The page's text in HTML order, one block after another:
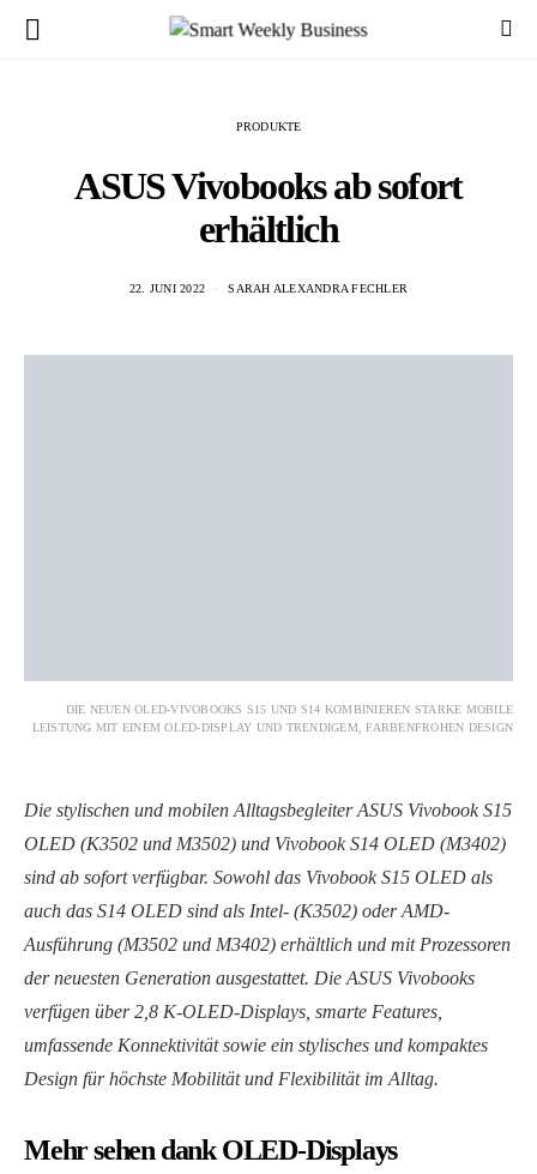
PRODUKTE
ASUS Vivobooks ab sofort
erhältlich
22. JUNI 2022 SARAH ALEXANDRA FECHLER
DIE NEUEN OLED-VIVOBOOKS S15 UND S14 KOMBINIEREN STARKE MOBILE
LEISTUNG MIT EINEM OLED-DISPLAY UND TRENDIGEM, FARBENFROHEN DESIGN
Die stylischen und mobilen Alltagsbegleiter ASUS Vivobook S15
OLED (K3502 und M3502) und Vivobook S14 OLED (M3402)
sind ab sofort verfügbar. Sowohl das Vivobook S15 OLED als
auch das S14 OLED sind als Intel- (K3502) oder AMD-
Ausführung (M3502 und M3402) erhältlich und mit Prozessoren
der neuesten Generation ausgestattet. Die ASUS Vivobooks
verfügen über 2,8 K-OLED-Displays, smarte Features,
umfassende Konnektivität sowie ein stylisches und kompaktes
Design für höchste Mobilität und Flexibilität im Alltag.
Mehr sehen dank OLED-Displays